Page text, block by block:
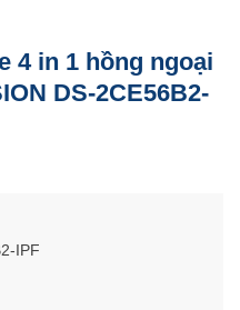
4 in 1 hồng ngoại
DS-2CE56B2-
IPF